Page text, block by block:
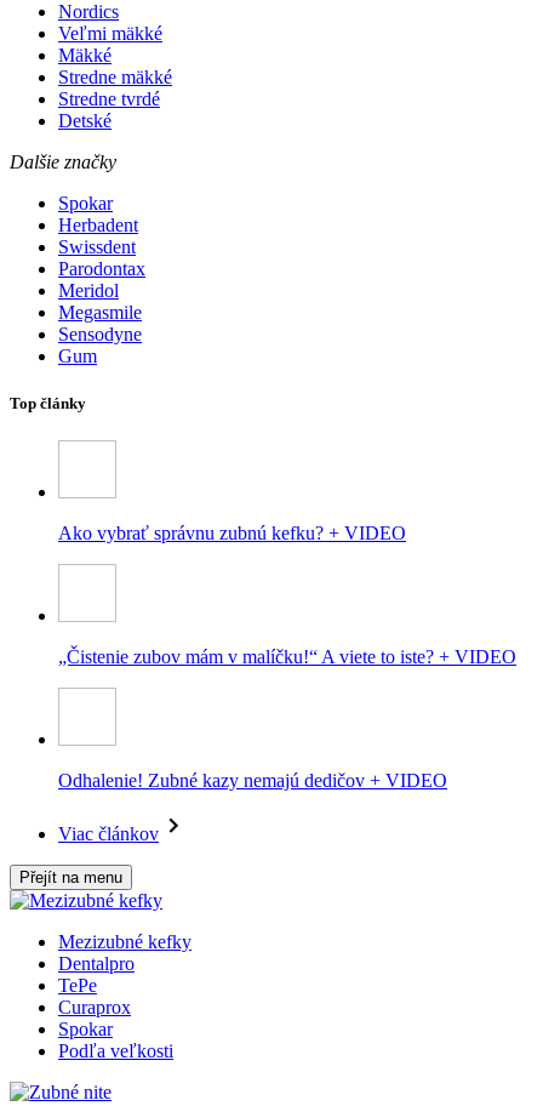
Nordics
Veľmi mäkké
Mäkké
Stredne mäkké
Stredne tvrdé
Detské
Dalšie značky
Spokar
Herbadent
Swissdent
Parodontax
Meridol
Megasmile
Sensodyne
Gum
Top články
Ako vybrať správnu zubnú kefku? + VIDEO
„Čistenie zubov mám v malíčku!“ A viete to iste? + VIDEO
Odhalenie! Zubné kazy nemajú dedičov + VIDEO
Viac článkov
Přejít na menu
Mezizubné kefky
Dentalpro
TePe
Curaprox
Spokar
Podľa veľkosti